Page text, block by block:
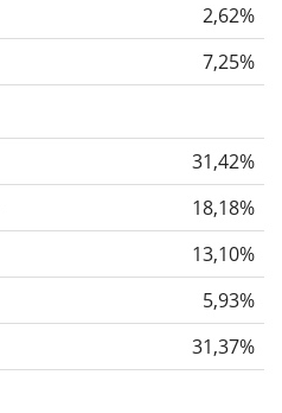
2,62%
7,25%
31,42%
18,18%
13,10%
5,93%
31,37%